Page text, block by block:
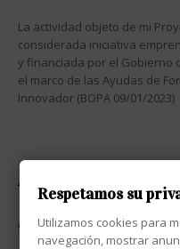
La actividad objeto de mi
considerada iniciativa
y financiada por el Gobierno
el marco de las Ayudas de
Innovador (BOPA 09/01/2023)
ATENCIÓN AL CLIENTE
CONTACTO
Respetamos su
Utilizamos cookies para
navegación, mostrar